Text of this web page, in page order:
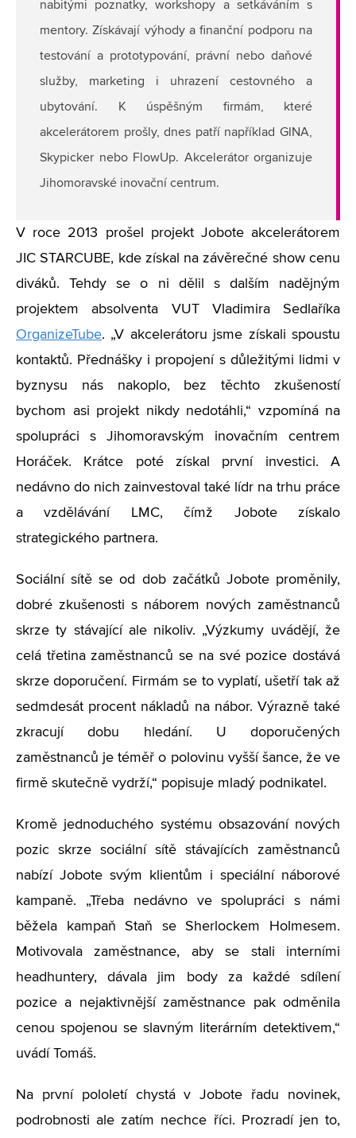
nabitými poznatky, workshopy a setkáváním s
mentory. Získávají výhody a finanční podporu na
testování a prototypování, právní nebo daňové
služby, marketing i uhrazení cestovného a
ubytování. K úspěšným firmám, které
akcelerátorem prošly, dnes patří například GINA,
Skypicker nebo FlowUp. Akcelerátor organizuje
Jihomoravské inovační centrum.
V roce 2013 prošel projekt Jobote akcelerátorem
JIC STARCUBE, kde získal na závěrečné show cenu
diváků. Tehdy se o ni dělil s dalším nadějným
projektem absolventa VUT Vladimira Sedlaříka
OrganizeTube. „V akcelerátoru jsme získali spoustu
kontaktů. Přednášky i propojení s důležitými lidmi v
byznysu nás nakoplo, bez těchto zkušeností
bychom asi projekt nikdy nedotáhli,“ vzpomíná na
spolupráci s Jihomoravským inovačním centrem
Horáček. Krátce poté získal první investici. A
nedávno do nich zainvestoval také lídr na trhu práce
a vzdělávání LMC, čímž Jobote získalo
strategického partnera.
Sociální sítě se od dob začátků Jobote proměnily,
dobré zkušenosti s náborem nových zaměstnanců
skrze ty stávající ale nikoliv. „Výzkumy uvádějí, že
celá třetina zaměstnanců se na své pozice dostává
skrze doporučení. Firmám se to vyplatí, ušetří tak až
sedmdesát procent nákladů na nábor. Výrazně také
zkracují dobu hledání. U doporučených
zaměstnanců je téměř o polovinu vyšší šance, že ve
firmě skutečně vydrží,“ popisuje mladý podnikatel.
Kromě jednoduchého systému obsazování nových
pozic skrze sociální sítě stávajících zaměstnanců
nabízí Jobote svým klientům i speciální náborové
kampaně. „Třeba nedávno ve spolupráci s námi
běžela kampaň Staň se Sherlockem Holmesem.
Motivovala zaměstnance, aby se stali interními
headhuntery, dávala jim body za každé sdílení
pozice a nejaktivnější zaměstnance pak odměnila
cenou spojenou se slavným literárním detektivem,“
uvádí Tomáš.
Na první pololetí chystá v Jobote řadu novinek,
podrobnosti ale zatím nechce říci. Prozradí jen to,